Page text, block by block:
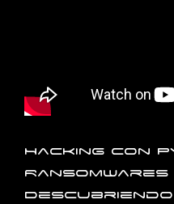
Hacking con
Ransomwares